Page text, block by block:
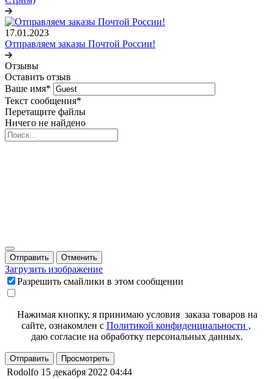
17.01.2023
Отправляем заказы Почтой России!
Отзывы
Оставить отзыв
Ваше имя*
Текст сообщения*
Перетащите файлы
Ничего не найдено
Отправить Отменить
Загрузить изображение
Разрешить смайлики в этом сообщении
Нажимая кнопку, я принимаю условия заказа товаров на
сайте, ознакомлен с Политикой конфиденциальности ,
даю согласие на обработку персональных данных.
Отправить Просмотреть
Rodolfo 15 декабря 2022 04:44